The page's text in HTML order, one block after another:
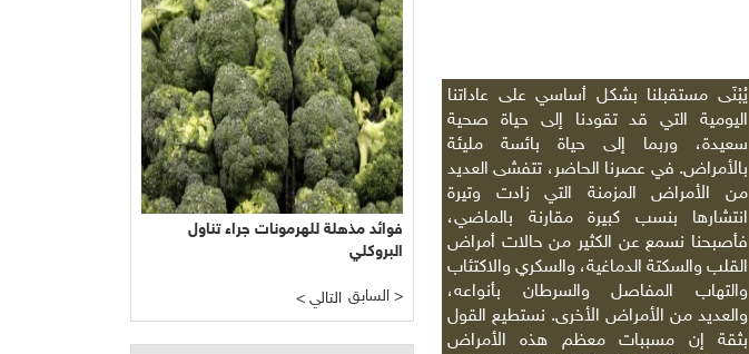
يُبْنَى مستقبلنا بشكل أساسي على عاداتنا
اليومية التي قد تقودنا إلى حياة صحية
سعيدة، وربما إلى حياة بائسة مليئة
بالأمراض. في عصرنا الحاضر، تتفشى العديد
من الأمراض المزمنة التي زادت وتيرة
انتشارها بنسب كبيرة مقارنة بالماضي،
فأصبحنا نسمع عن الكثير من حالات أمراض
القلب والسكتة الدماغية، والسكري والاكتئاب
والتهاب المفاصل والسرطان بأنواعه،
والعديد من الأمراض الأخرى. نستطيع القول
بثقة إن مسببات معظم هذه الأمراض
فوائد مذهلة للهرمونات جراء تناول
البروكلي
< التالي السابق >